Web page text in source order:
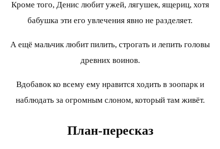
Кроме того, Денис любит ужей, лягушек, ящериц, хотя
бабушка эти его увлечения явно не разделяет.
А ещё мальчик любит пилить, строгать и лепить головы
древних воинов.
Вдобавок ко всему ему нравится ходить в зоопарк и
наблюдать за огромным слоном, который там живёт.
План-пересказ